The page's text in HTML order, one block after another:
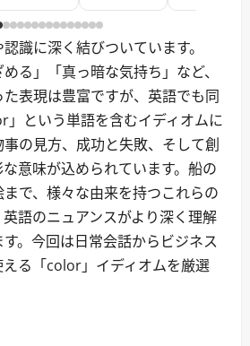
識に深く結びついています。
る」「真っ暗な気持ち」など、
表現は豊富ですが、英語でも同
」という単語を含むイディオムに
の見方、成功と失敗、そして創
意味が込められています。船の
で、様々な由来を持つこれらの
語のニュアンスがより深く理解
。今回は日常会話からビジネス
える「color」イディオムを厳選